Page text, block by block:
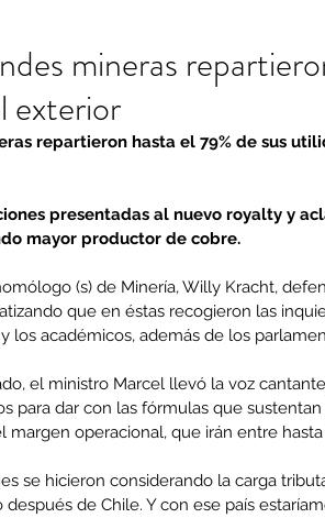
mineras
exterior
repartieron hasta el 79% de sus
presentadas al nuevo royalty y
mayor productor de cobre.
(s) de Minería, Willy Kracht,
que en éstas recogieron las
los académicos, además de los
el ministro Marcel llevó la voz
para dar con las fórmulas que sustentan
margen operacional, que irán entre hasta
se hicieron considerando la carga
de Chile. Y con ese país